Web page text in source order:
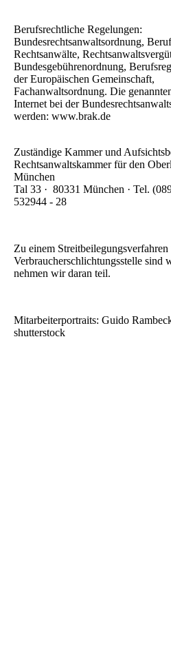
Berufsrechtliche Regelungen:
Bundesrechtsanwaltsordnung,
Rechtsanwälte,
Bundesgebührenordnung,
der Europäischen Gemeinschaft,
Fachanwaltsordnung. Die
Internet bei der
werden: www.brak.de
Zuständige Kammer und
Rechtsanwaltskammer für den
München
Tal 33 · 80331 München · Tel.
532944 - 28
Zu einem
Verbraucherschlichtungsstelle sind
nehmen wir daran teil.
Mitarbeiterportraits: Guido
shutterstock